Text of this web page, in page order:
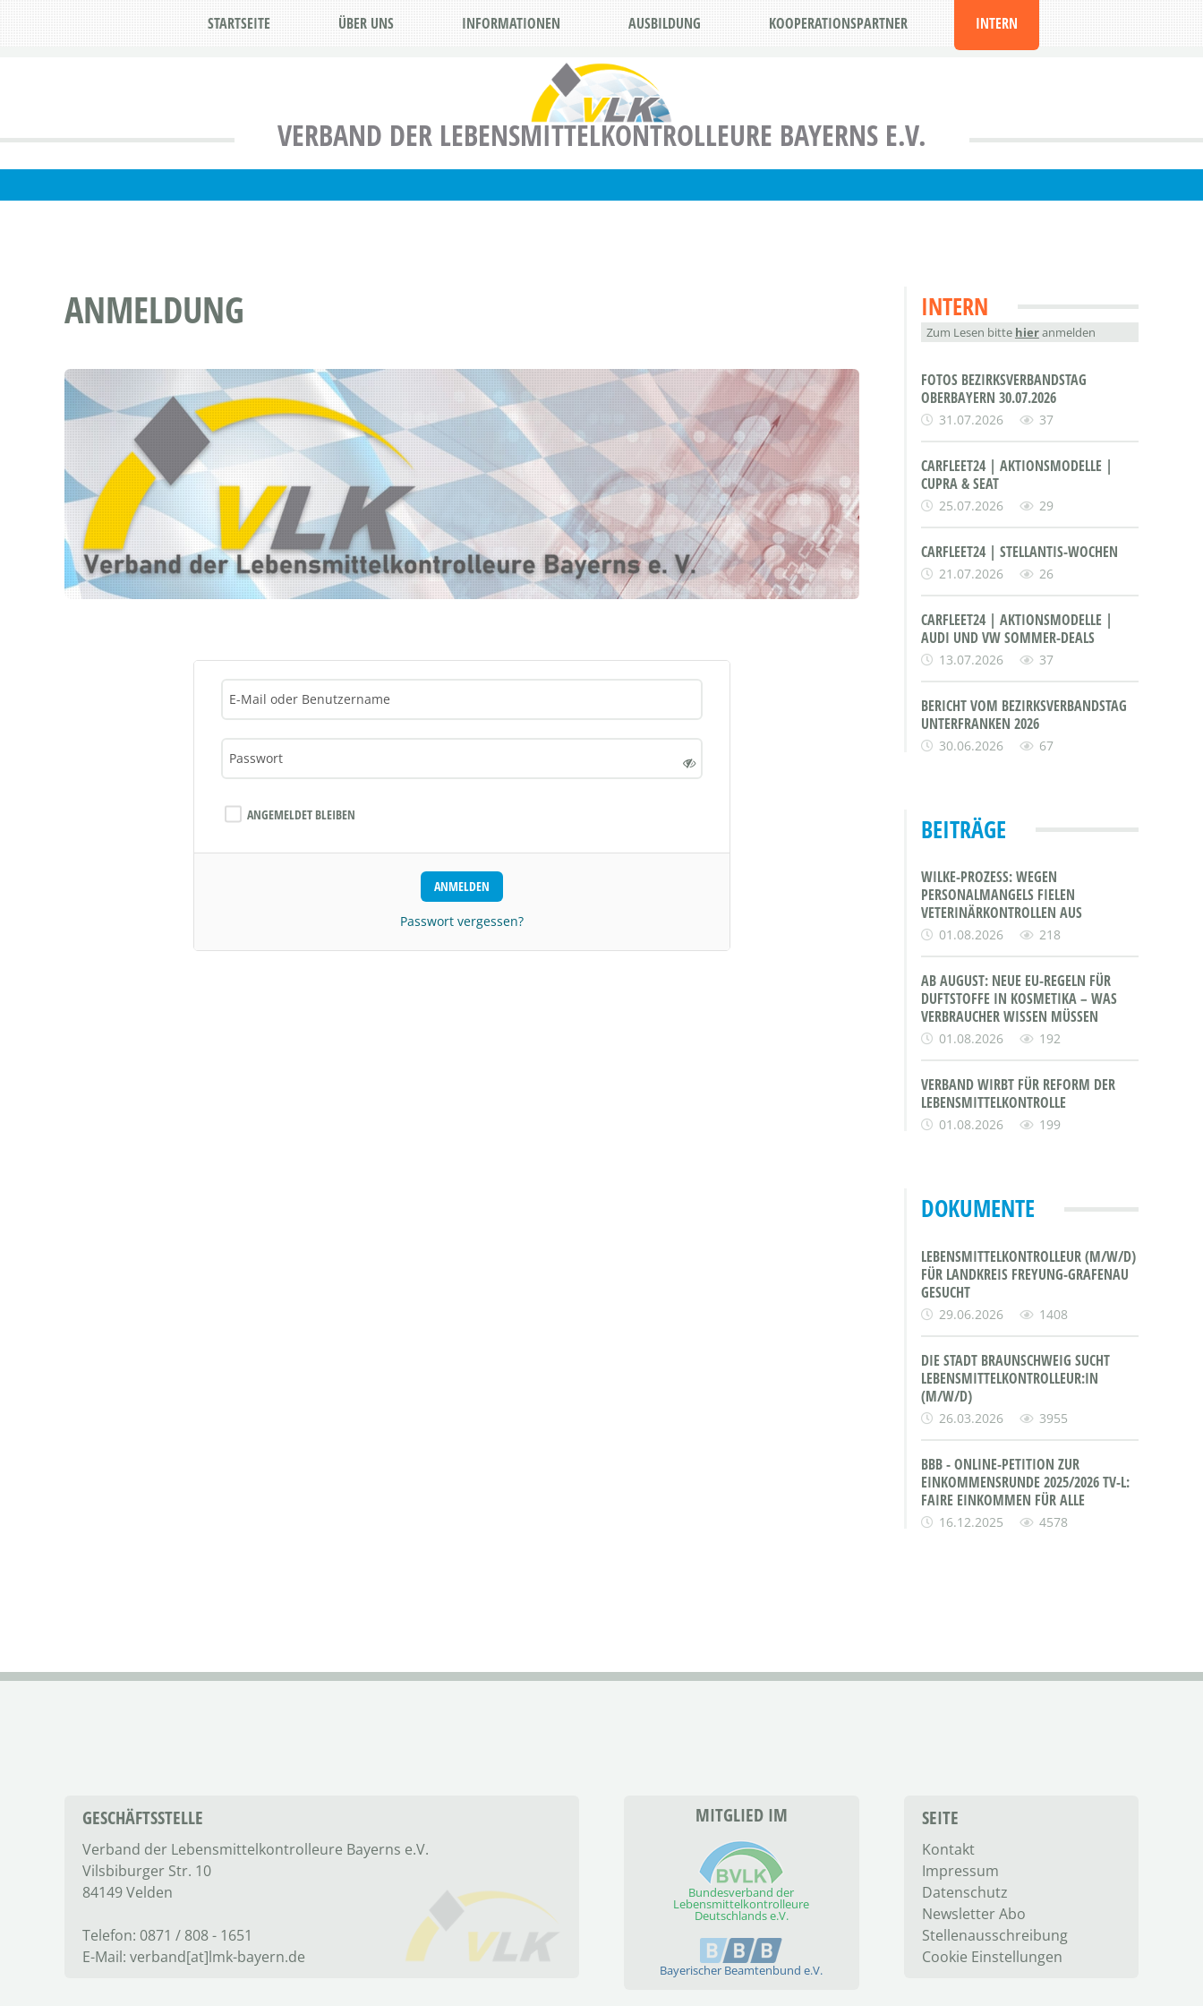
VERBAND DER LEBENSMITTELKONTROLLEURE BAYERNS E.V.
STARTSEITE ÜBER UNS INFORMATIONEN AUSBILDUNG KOOPERATIONSPARTNER INTERN
ANMELDUNG
ANGEMELDET BLEIBEN
Passwort vergessen?
INTERN
Zum Lesen bitte hieranmelden
FOTOS BEZIRKSVERBANDSTAG
OBERBAYERN 30.07.2026
31.07.2026 37
CARFLEET24 | AKTIONSMODELLE |
CUPRA & SEAT
25.07.2026 29
CARFLEET24 | STELLANTIS-WOCHEN
21.07.2026 26
CARFLEET24 | AKTIONSMODELLE |
AUDI UND VW SOMMER-DEALS
13.07.2026 37
BERICHT VOM BEZIRKSVERBANDSTAG
UNTERFRANKEN 2026
30.06.2026 67
BEITRÄGE
WILKE-PROZESS: WEGEN
PERSONALMANGELS FIELEN
VETERINÄRKONTROLLEN AUS
01.08.2026 218
AB AUGUST: NEUE EU-REGELN FÜR
DUFTSTOFFE IN KOSMETIKA – WAS
VERBRAUCHER WISSEN MÜSSEN
01.08.2026 192
VERBAND WIRBT FÜR REFORM DER
LEBENSMITTELKONTROLLE
01.08.2026 199
DOKUMENTE
LEBENSMITTELKONTROLLEUR (M/W/D)
FÜR LANDKREIS FREYUNG-GRAFENAU
GESUCHT
29.06.2026 1408
DIE STADT BRAUNSCHWEIG SUCHT
LEBENSMITTELKONTROLLEUR:IN
(M/W/D)
26.03.2026 3955
BBB - ONLINE-PETITION ZUR
EINKOMMENSRUNDE 2025/2026 TV-L:
FAIRE EINKOMMEN FÜR ALLE
16.12.2025 4578
GESCHÄFTSSTELLE
Verband der Lebensmittel­kontrolleure Bayerns e.V.
Vilsbiburger Str. 10
84149 Velden
Telefon: 0871 / 808 - 1651
E-Mail: verband[at]lmk-bayern.de
MITGLIED IM
Bundesverband der
Lebensmittelkontrolleure
Deutschlands e.V.
Bayerischer Beamtenbund e.V.
SEITE
Kontakt
Impressum
Datenschutz
Newsletter Abo
Stellenausschreibung
Cookie Einstellungen